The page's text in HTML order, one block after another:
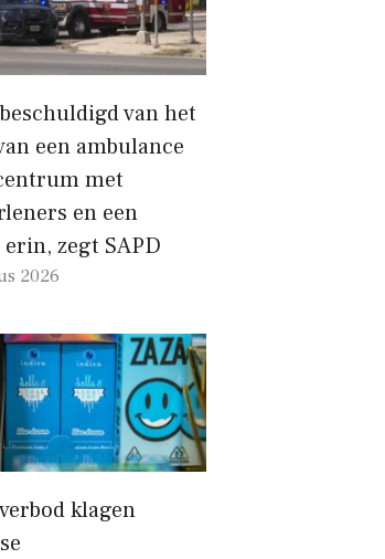
van het
een ambulance
met
en een
zegt SAPD
2026
klagen